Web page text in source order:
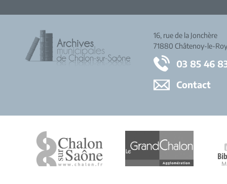
16, rue de la Jonchère
71880 Châtenoy-le-
03 85 46
Contact